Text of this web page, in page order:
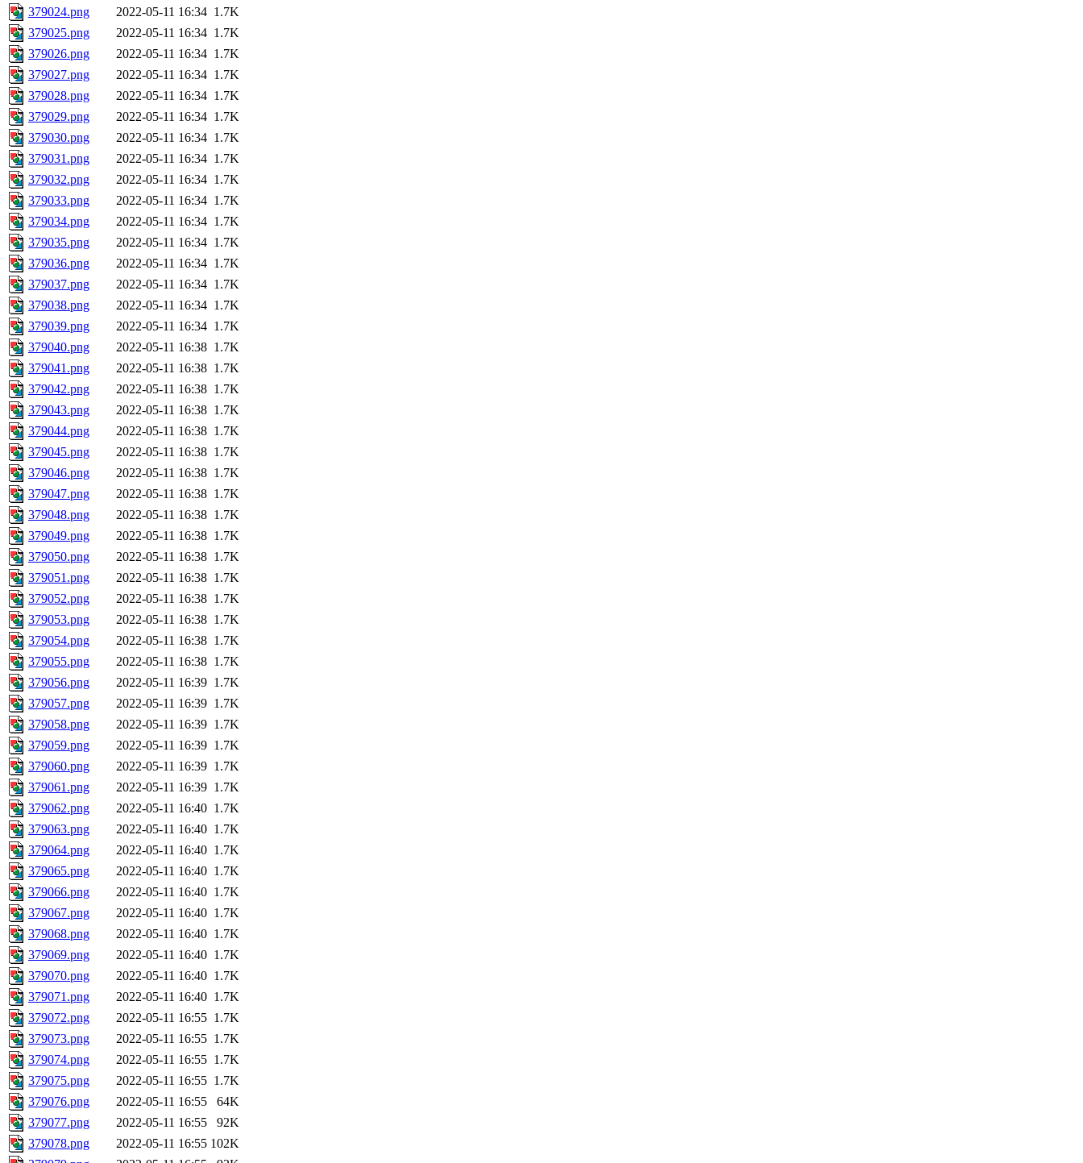
379024.png
2022-05-11 16:34 1.7K
379025.png
2022-05-11 16:34 1.7K
379026.png
2022-05-11 16:34 1.7K
379027.png
2022-05-11 16:34 1.7K
379028.png
2022-05-11 16:34 1.7K
379029.png
2022-05-11 16:34 1.7K
379030.png
2022-05-11 16:34 1.7K
379031.png
2022-05-11 16:34 1.7K
379032.png
2022-05-11 16:34 1.7K
379033.png
2022-05-11 16:34 1.7K
379034.png
2022-05-11 16:34 1.7K
379035.png
2022-05-11 16:34 1.7K
379036.png
2022-05-11 16:34 1.7K
379037.png
2022-05-11 16:34 1.7K
379038.png
2022-05-11 16:34 1.7K
379039.png
2022-05-11 16:34 1.7K
379040.png
2022-05-11 16:38 1.7K
379041.png
2022-05-11 16:38 1.7K
379042.png
2022-05-11 16:38 1.7K
379043.png
2022-05-11 16:38 1.7K
379044.png
2022-05-11 16:38 1.7K
379045.png
2022-05-11 16:38 1.7K
379046.png
2022-05-11 16:38 1.7K
379047.png
2022-05-11 16:38 1.7K
379048.png
2022-05-11 16:38 1.7K
379049.png
2022-05-11 16:38 1.7K
379050.png
2022-05-11 16:38 1.7K
379051.png
2022-05-11 16:38 1.7K
379052.png
2022-05-11 16:38 1.7K
379053.png
2022-05-11 16:38 1.7K
379054.png
2022-05-11 16:38 1.7K
379055.png
2022-05-11 16:38 1.7K
379056.png
2022-05-11 16:39 1.7K
379057.png
2022-05-11 16:39 1.7K
379058.png
2022-05-11 16:39 1.7K
379059.png
2022-05-11 16:39 1.7K
379060.png
2022-05-11 16:39 1.7K
379061.png
2022-05-11 16:39 1.7K
379062.png
2022-05-11 16:40 1.7K
379063.png
2022-05-11 16:40 1.7K
379064.png
2022-05-11 16:40 1.7K
379065.png
2022-05-11 16:40 1.7K
379066.png
2022-05-11 16:40 1.7K
379067.png
2022-05-11 16:40 1.7K
379068.png
2022-05-11 16:40 1.7K
379069.png
2022-05-11 16:40 1.7K
379070.png
2022-05-11 16:40 1.7K
379071.png
2022-05-11 16:40 1.7K
379072.png
2022-05-11 16:55 1.7K
379073.png
2022-05-11 16:55 1.7K
379074.png
2022-05-11 16:55 1.7K
379075.png
2022-05-11 16:55 1.7K
379076.png
2022-05-11 16:55
64K
379077.png
2022-05-11 16:55
92K
379078.png
2022-05-11 16:55 102K